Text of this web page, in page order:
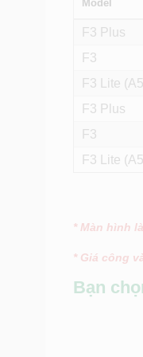
Model
F3 Plus
F3
F3 Lite
F3 Plus
F3
F3 Lite
* Màn hình
* Giá công
Bạn